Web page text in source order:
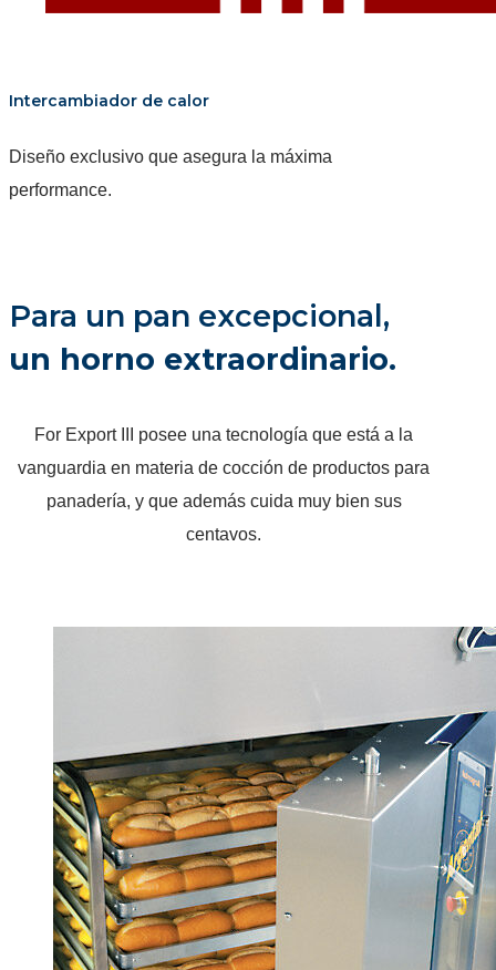
Intercambiador de calor
Diseño exclusivo que asegura la máxima
performance.
Para un pan excepcional,
un horno extraordinario.
For Export III posee una tecnología que está a la
vanguardia en materia de cocción de productos para
panadería, y que además cuida muy bien sus
centavos.